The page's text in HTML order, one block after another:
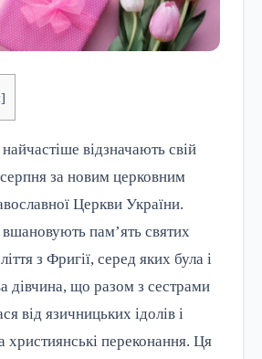
]
відзначають свій
за новим церковним
Церкви України.
пам’ять святих
з Фригії, серед яких була і
дівчина, що разом з сестрами
від язичницьких ідолів і
християнські переконання. Ця